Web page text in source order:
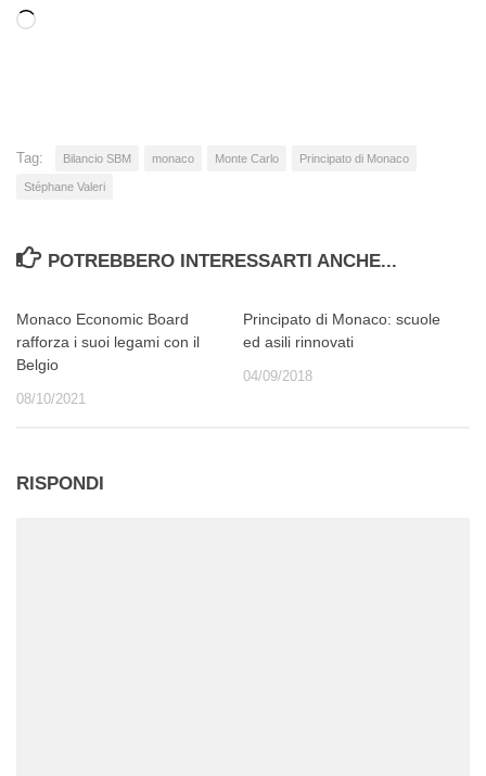
Caricamento
Tag: Bilancio SBM monaco Monte Carlo Principato di Monaco
Stéphane Valeri
POTREBBERO INTERESSARTI ANCHE...
Monaco Economic Board
rafforza i suoi legami con il
Belgio
08/10/2021
Principato di Monaco: scuole
ed asili rinnovati
04/09/2018
RISPONDI